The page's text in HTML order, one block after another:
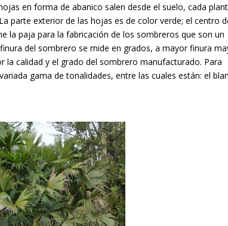
en forma de abanico salen desde el suelo, cada
parte exterior de las hojas es de color verde; el centro
la paja para la fabricación de los sombreros que son un
del sombrero se mide en grados, a mayor finura
calidad y el grado del sombrero manufacturado. Para
gama de tonalidades, entre las cuales están: el